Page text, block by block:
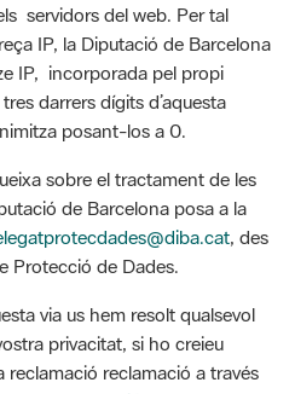
darrers dígits d’aquesta
posant-los a 0.
sobre el tractament de les
de Barcelona posa a la
Protecció de Dades.
via us hem resolt qualsevol
privacitat, si ho creieu
reclamació a través
de Protecció de